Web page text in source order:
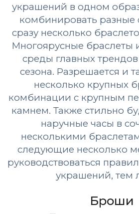
украшений в одном
комбинировать разные
сразу несколько
Многоярусные браслеты
среды главных
сезона. Разрешается и
несколько крупных
комбинации с крупным
камнем. Также стильно
наручные часы в
несколькими
следующие несколько
руководствоваться
украшений, тем
Броши